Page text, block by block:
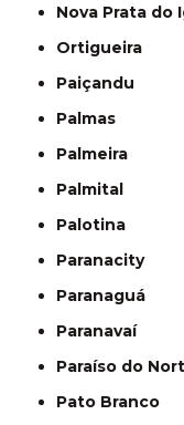
Nova Prata do
Ortigueira
Paiçandu
Palmas
Palmeira
Palmital
Palotina
Paranacity
Paranaguá
Paranavaí
Paraíso do
Pato Branco